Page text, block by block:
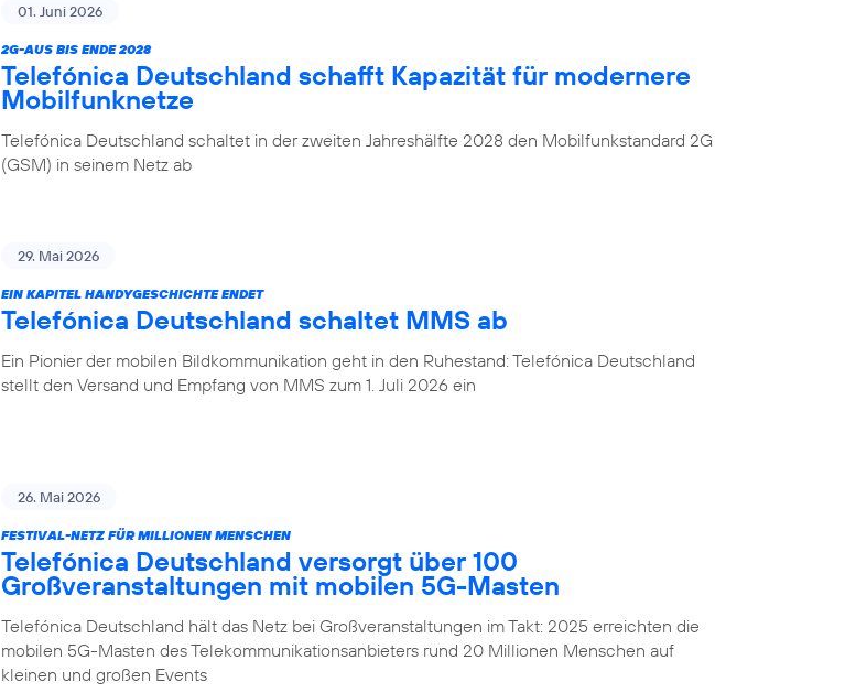
01. Juni 2026
2G-AUS BIS ENDE 2028
Telefónica Deutschland schafft Kapazität für modernere
Mobilfunknetze
Telefónica Deutschland schaltet in der zweiten Jahreshälfte 2028 den Mobilfunkstandard 2G
(GSM) in seinem Netz ab
29. Mai 2026
EIN KAPITEL HANDYGESCHICHTE ENDET
Telefónica Deutschland schaltet MMS ab
Ein Pionier der mobilen Bildkommunikation geht in den Ruhestand: Telefónica Deutschland
stellt den Versand und Empfang von MMS zum 1. Juli 2026 ein
26. Mai 2026
FESTIVAL-NETZ FÜR MILLIONEN MENSCHEN
Telefónica Deutschland versorgt über 100
Großveranstaltungen mit mobilen 5G-Masten
Telefónica Deutschland hält das Netz bei Großveranstaltungen im Takt: 2025 erreichten die
mobilen 5G-Masten des Telekommunikationsanbieters rund 20 Millionen Menschen auf
kleinen und großen Events